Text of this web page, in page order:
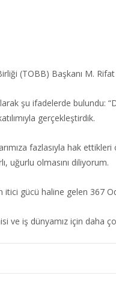
(TOBB) Başkanı M.
şu ifadelerde bulundu:
gerçekleştirdik.
fazlasıyla hak
uğurlu olmasını diliyorum.
itici gücü haline gelen 367
ve iş dünyamız için daha